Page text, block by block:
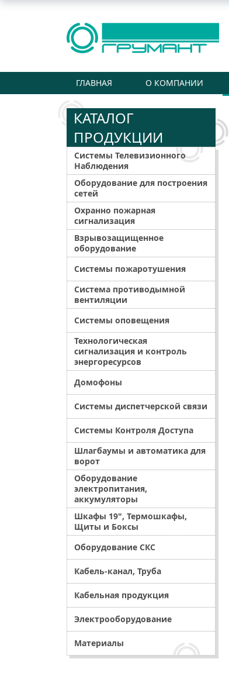
ГЛАВНАЯ О КОМПАНИИ
КАТАЛОГ
ПРОДУКЦИИ
Системы Телевизионного
Наблюдения
Оборудование для построения
сетей
Охранно пожарная
сигнализация
Взрывозащищенное
оборудование
Системы пожаротушения
Система противодымной
вентиляции
Системы оповещения
Технологическая
сигнализация и контроль
энергоресурсов
Домофоны
Системы диспетчерской связи
Системы Контроля Доступа
Шлагбаумы и автоматика для
ворот
Оборудование
электропитания,
аккумуляторы
Шкафы 19", Термошкафы,
Щиты и Боксы
Оборудование СКС
Кабель-канал, Труба
Кабельная продукция
Электрооборудование
Материалы